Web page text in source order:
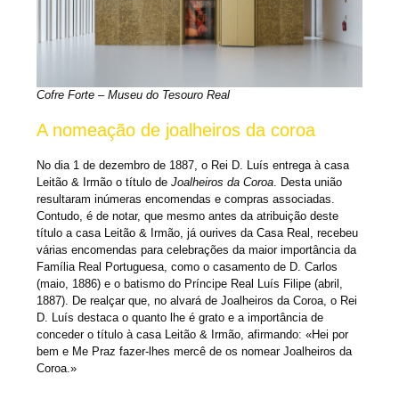
Cofre Forte – Museu do Tesouro Real
A nomeação de joalheiros da coroa
No dia 1 de dezembro de 1887, o Rei D. Luís entrega à casa
Leitão & Irmão o título deJoalheiros da Coroa . Desta união
resultaram inúmeras encomendas e compras associadas.
Contudo, é de notar, que mesmo antes da atribuição deste
título a casa Leitão & Irmão, já ourives da Casa Real, recebeu
várias encomendas para celebrações da maior importância da
Família Real Portuguesa, como o casamento de D. Carlos
(maio, 1886) e o batismo do Príncipe Real Luís Filipe (abril,
1887). De realçar que, no alvará de Joalheiros da Coroa, o Rei
D. Luís destaca o quanto lhe é grato e a importância de
conceder o título à casa Leitão & Irmão, afirmando: «Hei por
bem e Me Praz fazer-lhes mercê de os nomear Joalheiros da
Coroa.»